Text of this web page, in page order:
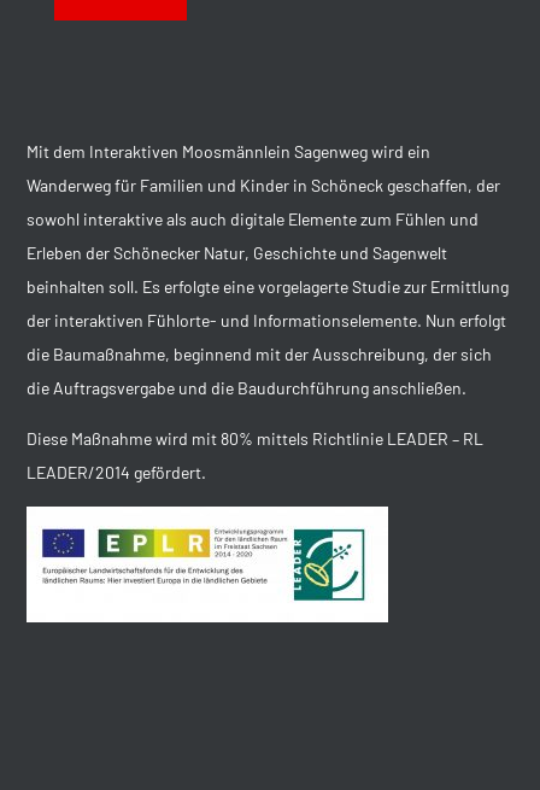
Mit dem Interaktiven Moosmännlein Sagenweg wird ein
Wanderweg für Familien und Kinder in Schöneck geschaffen, der
sowohl interaktive als auch digitale Elemente zum Fühlen und
Erleben der Schönecker Natur, Geschichte und Sagenwelt
beinhalten soll. Es erfolgte eine vorgelagerte Studie zur Ermittlung
der interaktiven Fühlorte- und Informationselemente. Nun erfolgt
die Baumaßnahme, beginnend mit der Ausschreibung, der sich
die Auftragsvergabe und die Baudurchführung anschließen.
Diese Maßnahme wird mit 80% mittels Richtlinie LEADER – RL
LEADER/2014 gefördert.